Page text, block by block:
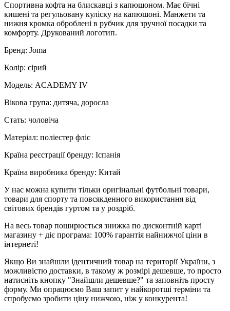
Спортивна кофта на блискавці з капюшоном. Має бічні
кишені та регульовану куліску на капюшоні. Манжети та
нижня кромка оброблені в рубчик для зручної посадки та
комфорту. Друкований логотип.
Бренд: Joma
Колір: сірий
Модель: ACADEMY IV
Вікова група: дитяча, доросла
Стать: чоловіча
Матеріал: поліестер фліс
Країна реєстрації бренду: Іспанія
Країна виробника бренду: Китай
У нас можна купити тільки оригінальні футбольні товари,
товари для спорту та повсякденного використання від
світових брендів гуртом та у роздріб.
На весь товар поширюється знижка по дисконтній карті
магазину + діє програма: 100% гарантія найнижчої ціни в
інтернеті!
Якщо Ви знайшли ідентичний товар на території України, з
можливістю доставки, в такому ж розмірі дешевше, то просто
натисніть кнопку "Знайшли дешевше?" та заповніть просту
форму. Ми опрацюємо Ваш запит у найкоротші терміни та
спробуємо зробити ціну нижчою, ніж у конкурента!